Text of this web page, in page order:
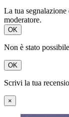
La tua segnalazione
moderatore.
OK
Non è stato
OK
Scrivi la tua
×